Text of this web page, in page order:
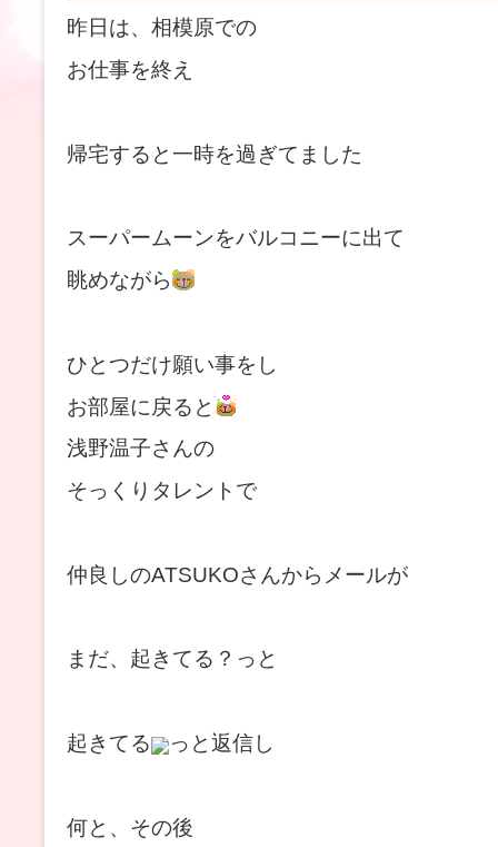
昨日は、相模原での
お仕事を終え
帰宅すると一時を過ぎてました
スーパームーンをバルコニーに出て
眺めながら
ひとつだけ願い事をし
お部屋に戻ると
浅野温子さんの
そっくりタレントで
仲良しのATSUKOさんからメールが
まだ、起きてる？っと
起きてる っと返信し
何と、その後